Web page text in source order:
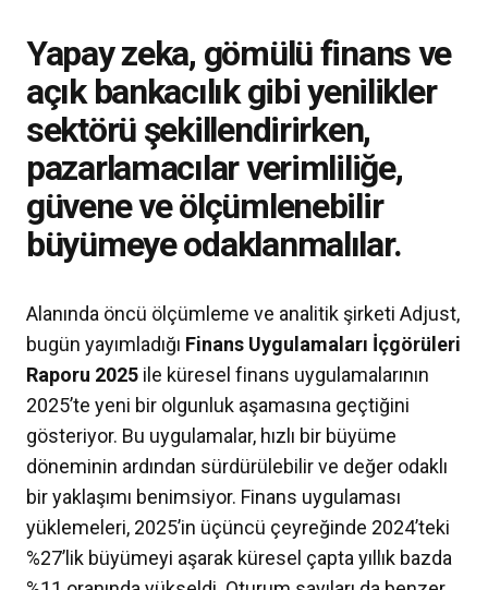
Yapay zeka, gömülü finans ve
açık bankacılık gibi yenilikler
sektörü şekillendirirken,
pazarlamacılar verimliliğe,
güvene ve ölçümlenebilir
büyümeye odaklanmalılar.
Alanında öncü ölçümleme ve analitik şirketi Adjust,
bugün yayımladığı Finans Uygulamaları İçgörüleri
Raporu 2025 ile küresel finans uygulamalarının
2025’te yeni bir olgunluk aşamasına geçtiğini
gösteriyor. Bu uygulamalar, hızlı bir büyüme
döneminin ardından sürdürülebilir ve değer odaklı
bir yaklaşımı benimsiyor. Finans uygulaması
yüklemeleri, 2025’in üçüncü çeyreğinde 2024’teki
%27’lik büyümeyi aşarak küresel çapta yıllık bazda